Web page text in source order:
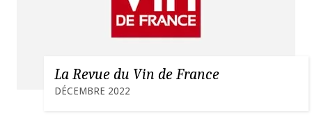
La Revue du Vin de France
DÉCEMBRE 2022